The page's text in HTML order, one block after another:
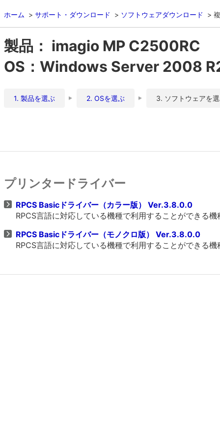
ホーム サポート・ダウンロード ソフトウェアダウンロード
製品： imagio MP C2500RC
OS：Windows Server 2008
1. 製品を選ぶ 2. OSを選ぶ 3. ソフトウェアを
プリンタードライバー
RPCS Basicドライバー（カラー版） Ver.3.8.0.0
RPCS言語に対応している機種で利用することができる
RPCS Basicドライバー（モノクロ版） Ver.3.8.0.0
RPCS言語に対応している機種で利用することができる